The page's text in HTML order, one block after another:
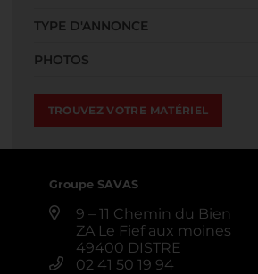
TYPE D'ANNONCE
PHOTOS
Groupe SAVAS
9 – 11 Chemin du Bien
ZA Le Fief aux moines
49400 DISTRE
02 41 50 19 94